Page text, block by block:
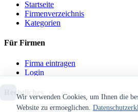
Startseite
Firmenverzeichnis
Kategorien
Für Firmen
Firma eintragen
Login
Rechtliches
Wir verwenden Cookies, um Ihnen die
Website zu ermoeglichen.